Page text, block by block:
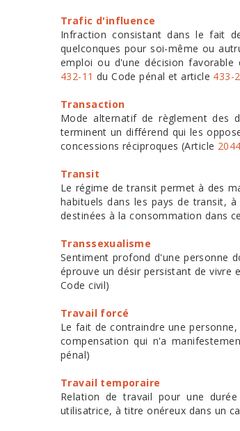
Trafic d'influence
Infraction consistant dans le fait
quelconques pour soi-même ou
emploi ou d'une décision
432-11 du Code pénal et article 433-2
Transaction
Mode alternatif de règlement des
terminent un différend qui les
concessions réciproques (Article 2044
Transit
Le régime de transit permet à des
habituels dans les pays de transit,
destinées à la consommation dans
Transsexualisme
Sentiment profond d'une personne
éprouve un désir persistant de vivre
Code civil)
Travail forcé
Le fait de contraindre une
compensation qui n'a
pénal)
Travail temporaire
Relation de travail pour une
utilisatrice, à titre onéreux dans un